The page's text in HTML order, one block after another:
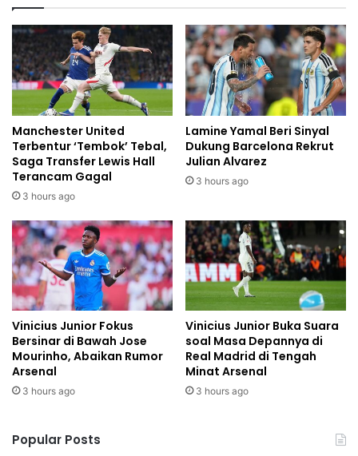
Manchester United
Terbentur ‘Tembok’ Tebal,
Saga Transfer Lewis Hall
Terancam Gagal
3 hours ago
Lamine Yamal Beri Sinyal
Dukung Barcelona Rekrut
Julian Alvarez
3 hours ago
Vinicius Junior Fokus
Bersinar di Bawah Jose
Mourinho, Abaikan Rumor
Arsenal
3 hours ago
Vinicius Junior Buka Suara
soal Masa Depannya di
Real Madrid di Tengah
Minat Arsenal
3 hours ago
Popular Posts